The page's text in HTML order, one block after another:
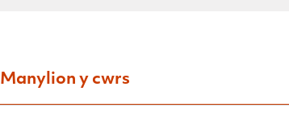
Manylion y cwrs